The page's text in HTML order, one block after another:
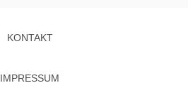
KONTAKT
IMPRESSUM